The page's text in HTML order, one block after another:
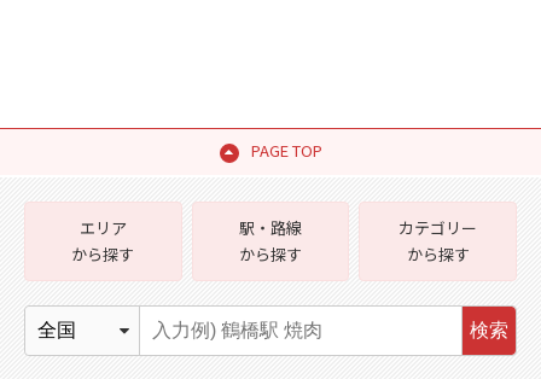
PAGE TOP
エリア
から探す
駅・路線
から探す
カテゴリー
から探す
検索